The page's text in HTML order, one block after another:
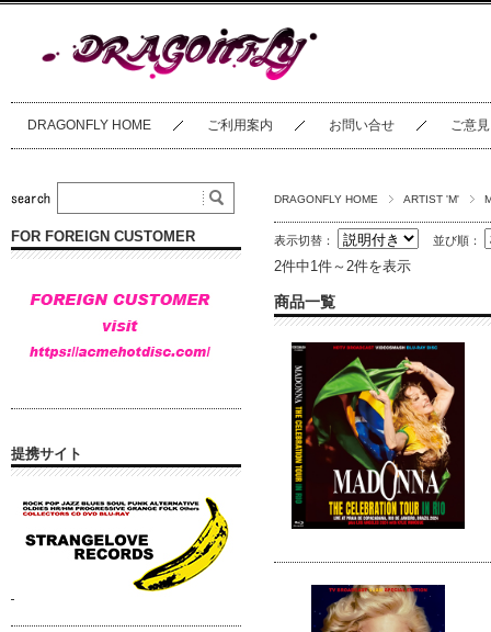
DRAGONFLY HOME ご利用案内 お問い合せ ご意見
DRAGONFLY HOME ARTIST 'M'
表示切替： 並び順：
2件中1件～2件を表示
商品一覧
FOR FOREIGN CUSTOMER
提携サイト